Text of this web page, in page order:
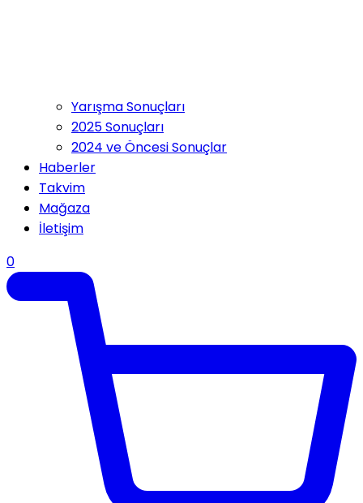
Yarışma Sonuçları
2025 Sonuçları
2024 ve Öncesi Sonuçlar
Haberler
Takvim
Mağaza
İletişim
0